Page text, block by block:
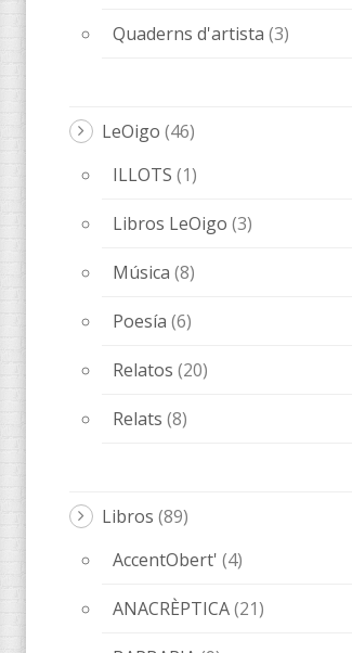
Quaderns d'artista (3)
LeOigo (46)
ILLOTS (1)
Libros LeOigo (3)
Música (8)
Poesía (6)
Relatos (20)
Relats (8)
Libros (89)
AccentObert' (4)
ANACRÈPTICA(21)